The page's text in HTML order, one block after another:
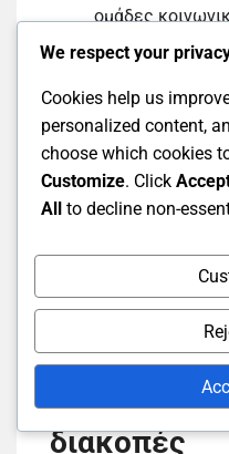
ομάδες
ενημερωμένοι.
εντός του
γεγονότος.
Η αλληλεπίδραση με
επίσης να ενισχύσει
Οφέλη από
την
διακοπές
We respect your
Cookies help us
personalized content,
choose which cookies
Customize. Click
All to decline non-